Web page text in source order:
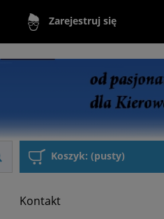
Zarejestruj się
Koszyk: (pusty)
Kontakt